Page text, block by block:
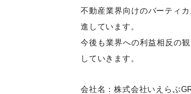
不動産業界向けのバーティ
進しています。
今後も業界への利益相反の
していきます。
会社名：株式会社いえらぶ